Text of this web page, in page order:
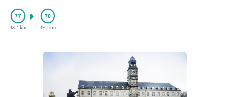
38.7 km 39.1 km